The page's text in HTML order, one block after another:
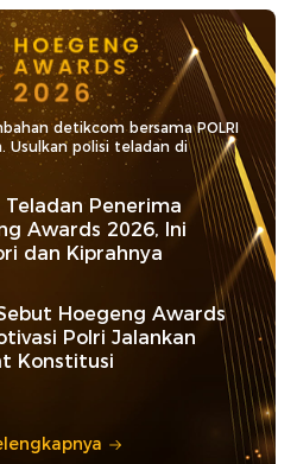
detikcom bersama POLRI
Usulkan polisi teladan di
Teladan Penerima
Awards 2026, Ini
dan Kiprahnya
Sebut Hoegeng Awards
Polri Jalankan
Konstitusi